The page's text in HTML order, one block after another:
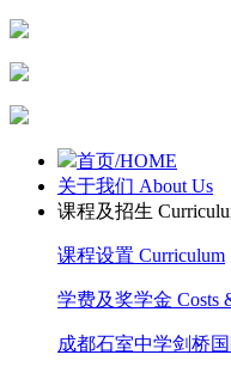
首页/HOME
关于我们 About Us
课程及招生
课程设置 Curriculum
学费及奖学金 Costs
成都石室中学剑桥